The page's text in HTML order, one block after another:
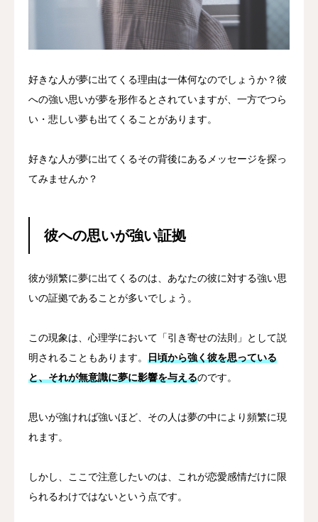
好きな人が夢に出てくる理由は一体何なのでしょうか？彼
への強い思いが夢を形作るとされていますが、一方でつら
い・悲しい夢も出てくることがあります。
好きな人が夢に出てくるその背後にあるメッセージを探っ
てみませんか？
彼への思いが強い証拠
彼が頻繁に夢に出てくるのは、あなたの彼に対する強い思
いの証拠であることが多いでしょう。
この現象は、心理学において「引き寄せの法則」として説
明されることもあります。 日頃から強く彼を思っている
と、それが無意識に夢に影響を与えるのです。
思いが強ければ強いほど、その人は夢の中により頻繁に現
れます。
しかし、ここで注意したいのは、これが恋愛感情だけに限
られるわけではないという点です。